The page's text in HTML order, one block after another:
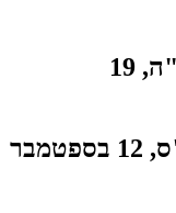
כ"א בתשרי תרפ"ה, 19
י"ב באלול תש"ס, 12 בספטמבר